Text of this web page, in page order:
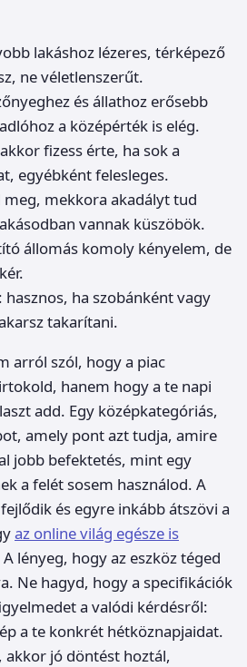
lakáshoz lézeres, térképező
ne véletlenszerűt.
és állathoz erősebb
a középérték is elég.
fizess érte, ha sok a
egyébként felesleges.
meg, mekkora akadályt tud
vannak küszöbök.
állomás komoly kényelem, de
hasznos, ha szobánként vagy
takarítani.
arról szól, hogy a piac
hanem hogy a te napi
add. Egy középkategóriás,
amely pont azt tudja, amire
jobb befektetés, mint egy
a felét sosem használod. A
és egyre inkább átszövi a
az online világ egésze is
A lényeg, hogy az eszköz téged
Ne hagyd, hogy a specifikációk
a valódi kérdésről:
a te konkrét hétköznapjaidat.
akkor jó döntést hoztál,